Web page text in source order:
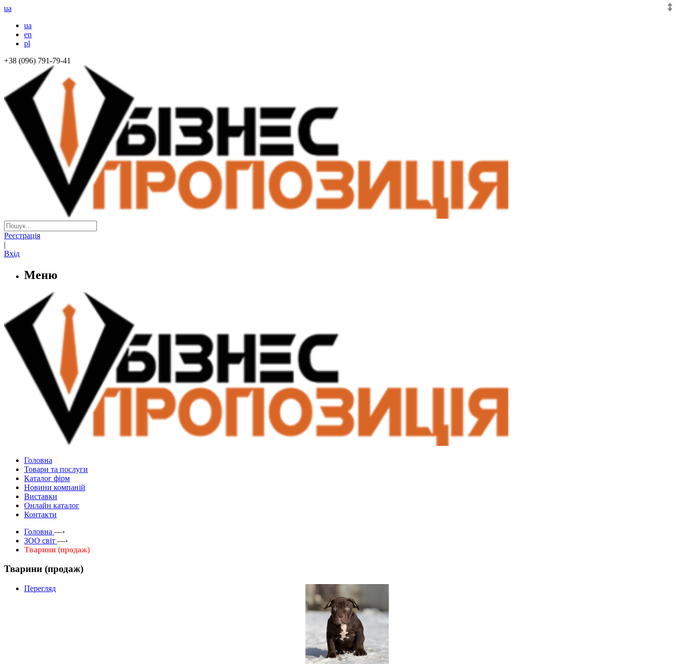
ua
ua
en
pl
+38 (096) 791-79-41
Реєстрація
|
Вхід
Меню
Головна
Товари та послуги
Каталог фірм
Новини компаній
Виставки
Онлайн каталог
Контакти
Головна —›
ЗOO світ —›
Тварини (продаж)
Тварини (продаж)
Перегляд